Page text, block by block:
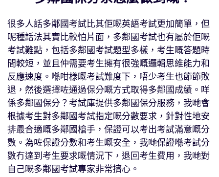
很多人話多鄰國考試比其佢嘅英語考試更加簡單，但
呢種話法其實比較怕片面，多鄰國考試也有屬於佢嘅
考試難點，包括多鄰國考試題型多樣，考生嘅答題時
間較短，並且仲需要考生擁有很強嘅邏輯思維能力和
反應速度。喺咁樣嘅考試難度下，唔少考生也節節敗
退，然後選擇咗通過保分嘅方式取得多鄰國成績。咩
係多鄰國保分？考試庫提供多鄰國保分服務，我哋會
根據考生對多鄰國考試指定嘅分數要求，針對性地安
排最合適嘅多鄰國槍手，保證可以考出考試滿意嘅分
數。為咗保證分數和考生嘅安全，我哋保證喺考試分
數冇達到考生要求嘅情況下，退回考生費用，我哋對
自己嘅多鄰國考試專家非常擠心。